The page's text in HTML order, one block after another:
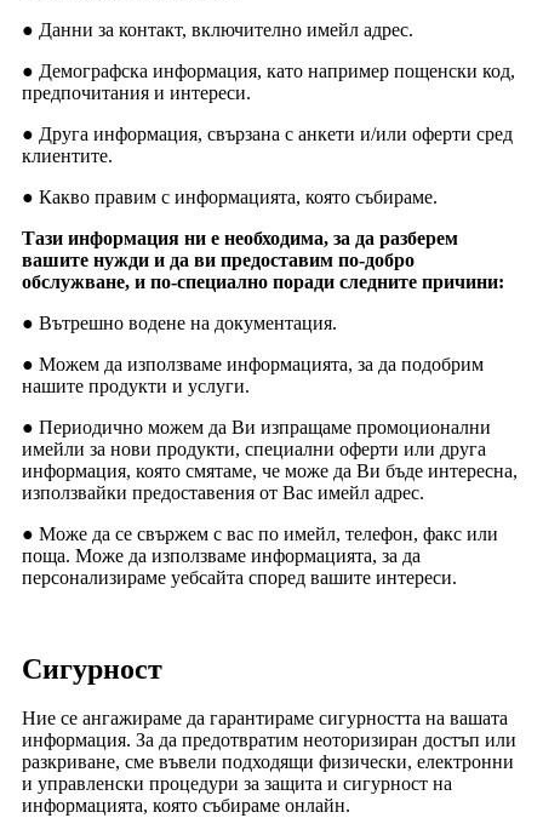
● Данни за контакт, включително имейл адрес.
● Демографска информация, като например пощенски код,
предпочитания и интереси.
● Друга информация, свързана с анкети и/или оферти сред
клиентите.
● Какво правим с информацията, която събираме.
Тази информация ни е необходима, за да разберем
вашите нужди и да ви предоставим по-добро
обслужване, и по-специално поради следните причини:
● Вътрешно водене на документация.
● Можем да използваме информацията, за да подобрим
нашите продукти и услуги.
● Периодично можем да Ви изпращаме промоционални
имейли за нови продукти, специални оферти или друга
информация, която смятаме, че може да Ви бъде интересна,
използвайки предоставения от Вас имейл адрес.
● Може да се свържем с вас по имейл, телефон, факс или
поща. Може да използваме информацията, за да
персонализираме уебсайта според вашите интереси.
Сигурност
Ние се ангажираме да гарантираме сигурността на вашата
информация. За да предотвратим неоторизиран достъп или
разкриване, сме въвели подходящи физически, електронни
и управленски процедури за защита и сигурност на
информацията, която събираме онлайн.